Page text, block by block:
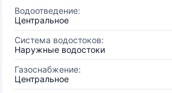
Водоотведение:
Центральное
Система водостоков:
Наружные водостоки
Газоснабжение:
Центральное